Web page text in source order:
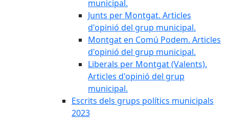
municipal.
Junts per Montgat. Articles
d'opinió del grup municipal.
Montgat en Comú Podem. Articles
d'opinió del grup municipal.
Liberals per Montgat (Valents).
Articles d'opinió del grup
municipal.
Escrits dels grups polítics municipals
2023